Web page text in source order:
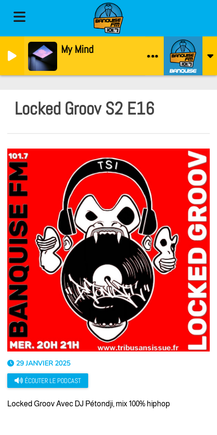
Back Of My Mind
SG Lewis
Locked Groov S2 E16
29 JANVIER 2025
ÉCOUTER LE PODCAST
Locked Groov Avec DJ Pétondji, mix 100% hiphop